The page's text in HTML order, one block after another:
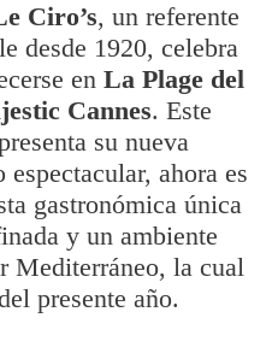
Ciro’s, un referente
desde 1920, celebra
en La Plage del
Cannes. Este
su nueva
ahora es
gastronómica única
y un ambiente
Mediterráneo, la cual
presente año.